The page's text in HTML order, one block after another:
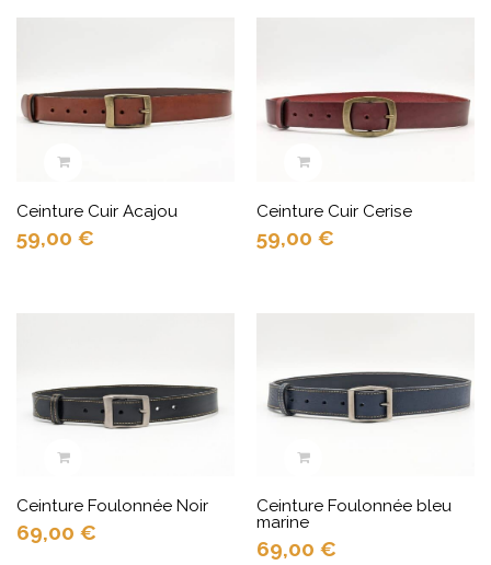
Ceinture Cuir Acajou
59,00 €
Ceinture Cuir Cerise
59,00 €
Ceinture Foulonnée Noir
69,00 €
Ceinture Foulonnée bleu
marine
69,00 €